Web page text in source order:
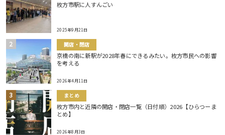
枚方市駅に人すんごい
2025年9月21日
開店・閉店
京橋の南に新駅が2028年春にできるみたい。枚方市民への影響
を考える
2026年4月11日
まとめ
枚方市内と近隣の開店・閉店一覧（日付順）2026【ひらつーま
とめ】
2026年8月3日